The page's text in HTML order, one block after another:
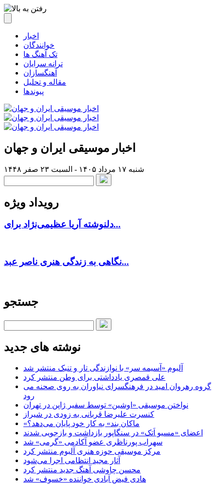
اخبار
خوانندگان
تک آهنگ ها
ترانه سرایان
آهنگسازان
مقاله و تحلیل
پیوندها
اخبار موسیقی ایران و جهان
شنبه ۱۷ مرداد ۱۴۰۵ - السبت ۲۳ صفر ۱۴۴۸
رویداد ویژه
دلنوشته آریا عظیمی‌نژاد برای...
نگاهی به زندگی هنری ناصر عبد...
جستجو
نوشته های جدید
آلبوم «آسیمه سر» با نوازندگی تار و تنبک منتشر شد
علی قمصری یادداشتی برای وطن منتشر کرد
گروه رهروان امید در فرهنگسرای نیاوران به روی صحنه می
رود
نواختن موسیقی «اوشین» توسط سفیر ژاپن در تهران
کنسرت علیرضا قربانی به زودی در شیراز
«ماکان بند» به کار خود پایان می‌دهد؟
اعضای «مسیو اَتک» در سنگاپور بازداشت و بازجویی شدند
سهراب پورناظری عضو آکادمی «گرمی» شد
مرکز موسیقی حوزه هنری آلبوم منتشر کرد
آثار مجید انتظامی اجرا می‌شود
محسن چاوشی آهنگ جدید منتشر کرد
هادی فیض آبادی خواننده «خسوف» شد